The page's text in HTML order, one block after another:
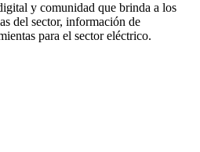
y comunidad que brinda a los
del sector, información de
para el sector eléctrico.